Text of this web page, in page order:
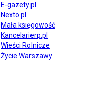
E-gazety.pl
Nexto.pl
Mała księgowość
Kancelarierp.pl
Wieści Rolnicze
Życie Warszawy